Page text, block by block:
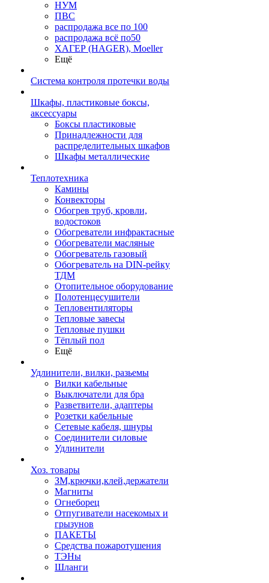
НУМ
ПВС
распродажа все по 100
распродажа всё по50
ХАГЕР (HAGER), Moeller
Ещё
Система контроля протечки воды
Шкафы, пластиковые боксы,
аксессуары
Боксы пластиковые
Принадлежности для
распределительных шкафов
Шкафы металлические
Теплотехника
Камины
Конвекторы
Обогрев труб, кровли,
водостоков
Обогреватели инфрактасные
Обогреватели масляные
Обогреватель газовый
Обогреватель на DIN-рейку
ТДМ
Отопительное оборудование
Полотенцесушители
Тепловентиляторы
Тепловые завесы
Тепловые пушки
Тёплый пол
Ещё
Удлинители, вилки, разьемы
Вилки кабельные
Выключатели для бра
Разветвители, адаптеры
Розетки кабельные
Сетевые кабеля, шнуры
Соединители силовые
Удлинители
Хоз. товары
ЗМ,крючки,клей,держатели
Магниты
Огнеборец
Отпугиватели насекомых и
грызунов
ПАКЕТЫ
Средства пожаротушения
ТЭНы
Шланги